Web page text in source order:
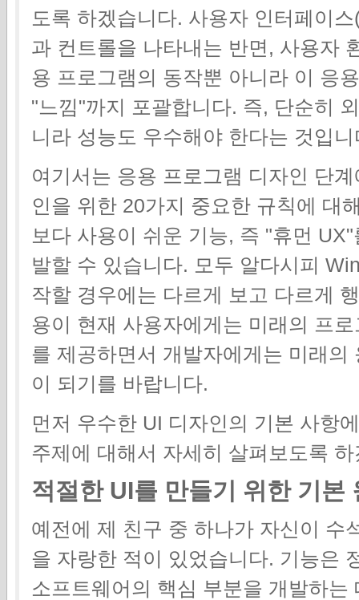
도록 하겠습니다. 사용자 인터페이
과 컨트롤을 나타내는 반면, 사용자
용 프로그램의 동작뿐 아니라 이 응
"느낌"까지 포괄합니다. 즉, 단순히
니라 성능도 우수해야 한다는 것입니
여기서는 응용 프로그램 디자인 단
인을 위한 20가지 중요한 규칙에 대
보다 사용이 쉬운 기능, 즉 "휴먼
발할 수 있습니다. 모두 알다시피
작할 경우에는 다르게 보고 다르게
용이 현재 사용자에게는 미래의 프
를 제공하면서 개발자에게는 미래
이 되기를 바랍니다.
먼저 우수한 UI 디자인의 기본 사항
주제에 대해서 자세히 살펴보도록
적절한 UI를 만들기 위한 기본
예전에 제 친구 중 하나가 자신이 수
을 자랑한 적이 있었습니다. 기능은
소프트웨어의 핵심 부분을 개발하